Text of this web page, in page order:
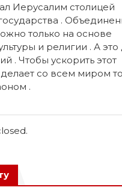
Иерусалим столицей
.
только на основе
и религии . А это
. Чтобы ускорить этот
со всем миром
.